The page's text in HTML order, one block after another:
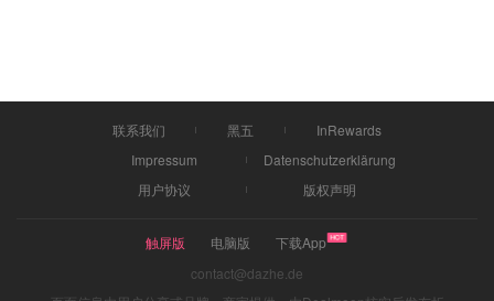
联系我们 黑五
InRewards
Impressum
Datenschutzerklärung
用户协议
版权声明
触屏版 电脑版
下载App
contact@dazhe.de